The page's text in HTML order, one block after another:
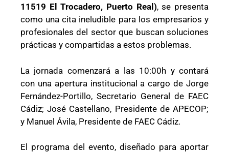
11519 El Trocadero, Puerto Real), se presenta
como una cita ineludible para los empresarios y
profesionales del sector que buscan soluciones
prácticas y compartidas a estos problemas.
La jornada comenzará a las 10:00h y contará
con una apertura institucional a cargo de Jorge
Fernández-Portillo, Secretario General de FAEC
Cádiz; José Castellano, Presidente de APECOP;
y Manuel Ávila, Presidente de FAEC Cádiz.
El programa del evento, diseñado para aportar